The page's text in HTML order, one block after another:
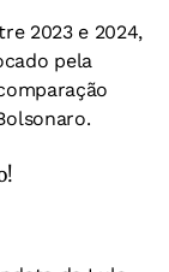
2023 e 2024,
pela